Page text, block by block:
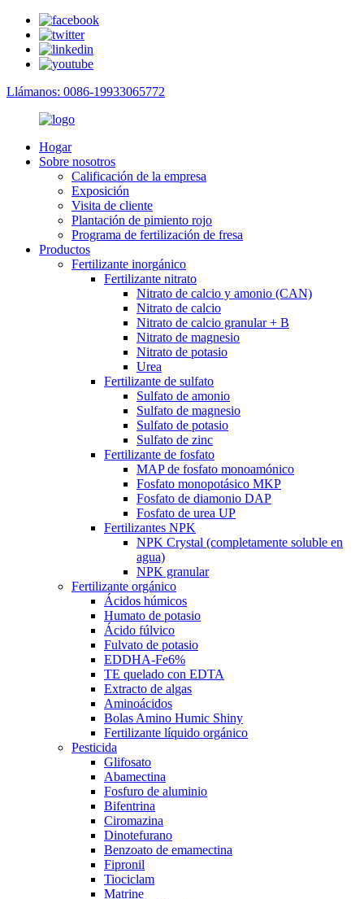
Llámanos: 0086-19933065772
Hogar
Sobre nosotros
Calificación de la empresa
Exposición
Visita de cliente
Plantación de pimiento rojo
Programa de fertilización de fresa
Productos
Fertilizante inorgánico
Fertilizante nitrato
Nitrato de calcio y amonio (CAN)
Nitrato de calcio
Nitrato de calcio granular + B
Nitrato de magnesio
Nitrato de potasio
Urea
Fertilizante de sulfato
Sulfato de amonio
Sulfato de magnesio
Sulfato de potasio
Sulfato de zinc
Fertilizante de fosfato
MAP de fosfato monoamónico
Fosfato monopotásico MKP
Fosfato de diamonio DAP
Fosfato de urea UP
Fertilizantes NPK
NPK Crystal (completamente soluble en
agua)
NPK granular
Fertilizante orgánico
Ácidos húmicos
Humato de potasio
Ácido fúlvico
Fulvato de potasio
EDDHA-Fe6%
TE quelado con EDTA
Extracto de algas
Aminoácidos
Bolas Amino Humic Shiny
Fertilizante líquido orgánico
Pesticida
Glifosato
Abamectina
Fosfuro de aluminio
Bifentrina
Ciromazina
Dinotefurano
Benzoato de emamectina
Fipronil
Tiociclam
Matrine